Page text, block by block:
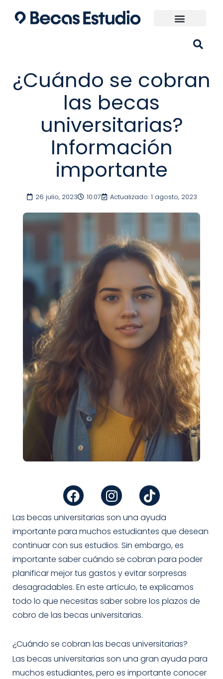
¿Cuándo se cobran
las becas
universitarias?
Información
importante
26 julio, 2023 10:07 Actualizado: 1 agosto, 2023
a
c
e
b
o
o
k
n
s
t
a
g
r
a
m
i
k
t
o
k
Las becas universitarias son una ayuda
importante para muchos estudiantes que desean
continuar con sus estudios. Sin embargo, es
importante saber cuándo se cobran para poder
planificar mejor tus gastos y evitar sorpresas
desagradables. En este artículo, te explicamos
todo lo que necesitas saber sobre los plazos de
cobro de las becas universitarias.
¿Cuándo se cobran las becas universitarias?
Las becas universitarias son una gran ayuda para
muchos estudiantes, pero es importante conocer